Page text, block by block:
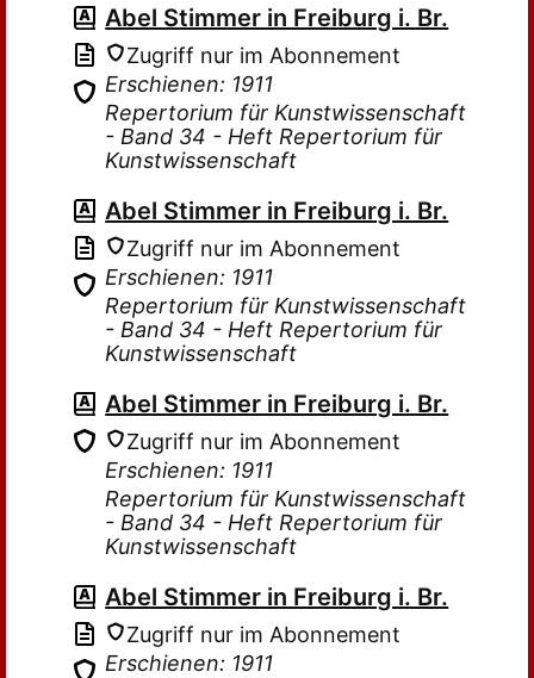
Abel Stimmer in Freiburg i. Br.
Zugriff nur im Abonnement
Erschienen: 1911
Repertorium für Kunstwissenschaft
- Band 34 - Heft Repertorium für
Kunstwissenschaft
Abel Stimmer in Freiburg i. Br.
Zugriff nur im Abonnement
Erschienen: 1911
Repertorium für Kunstwissenschaft
- Band 34 - Heft Repertorium für
Kunstwissenschaft
Abel Stimmer in Freiburg i. Br.
Zugriff nur im Abonnement
Erschienen: 1911
Repertorium für Kunstwissenschaft
- Band 34 - Heft Repertorium für
Kunstwissenschaft
Abel Stimmer in Freiburg i. Br.
Zugriff nur im Abonnement
Erschienen: 1911